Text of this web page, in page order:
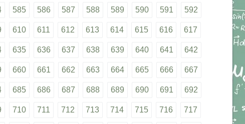
585 586 587 588 589 590 591 592
610 611 612 613 614 615 616 617
635 636 637 638 639 640 641 642
660 661 662 663 664 665 666 667
685 686 687 688 689 690 691 692
710 711 712 713 714 715 716 717